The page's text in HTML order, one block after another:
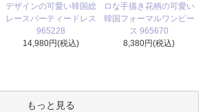
デザインの可愛い韓国総
レースパーティードレス
965228
14,980円(税込)
ロな手描き花柄の可愛い
韓国フォーマルワンピー
ス 965670
8,380円(税込)
もっと見る